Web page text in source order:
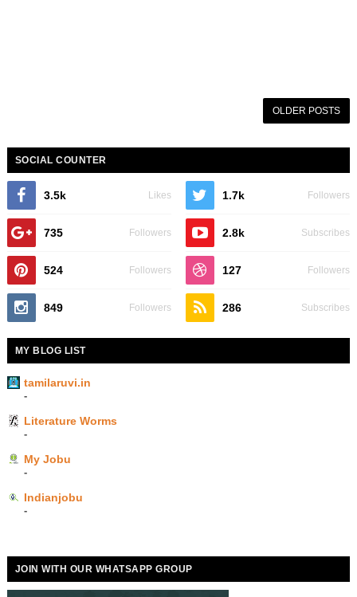
OLDER POSTS
SOCIAL COUNTER
3.5k Likes 1.7k Followers
735 Followers 2.8k Subscribes
524 Followers 127 Followers
849 Followers 286 Subscribes
MY BLOG LIST
tamilaruvi.in
-
Literature Worms
-
My Jobu
-
Indianjobu
-
JOIN WITH OUR WHATSAPP GROUP